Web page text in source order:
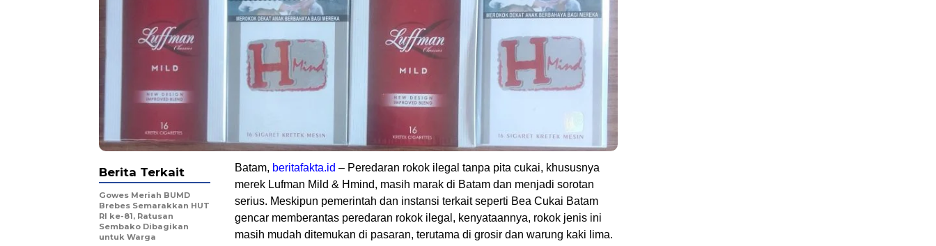
Batam, beritafakta.id – Peredaran rokok ilegal tanpa pita cukai, khususnya
merek Lufman Mild & Hmind, masih marak di Batam dan menjadi sorotan
serius. Meskipun pemerintah dan instansi terkait seperti Bea Cukai Batam
gencar memberantas peredaran rokok ilegal, kenyataannya, rokok jenis ini
masih mudah ditemukan di pasaran, terutama di grosir dan warung kaki lima.
Berita Terkait
Gowes Meriah BUMD
Brebes Semarakkan HUT
RI ke-81, Ratusan
Sembako Dibagikan
untuk Warga